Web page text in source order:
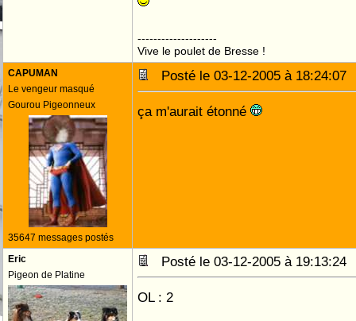
--------------------
Vive le poulet de Bresse !
CAPUMAN
Le vengeur masqué
Gourou Pigeonneux
35647 messages postés
Posté le 03-12-2005 à
ça m'aurait étonné
Eric
Pigeon de Platine
Posté le 03-12-2005 à
OL : 2